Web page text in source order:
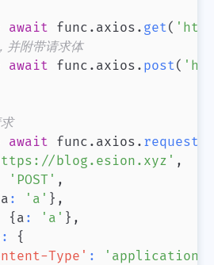
await func . axios . get(
附带请求体
await func . axios . post(
await func . axios . request
blog.esion.xyz' ,
'POST' ,
a : 'a' } ,
{ a : 'a' } ,
:
{
Type' :
'application/